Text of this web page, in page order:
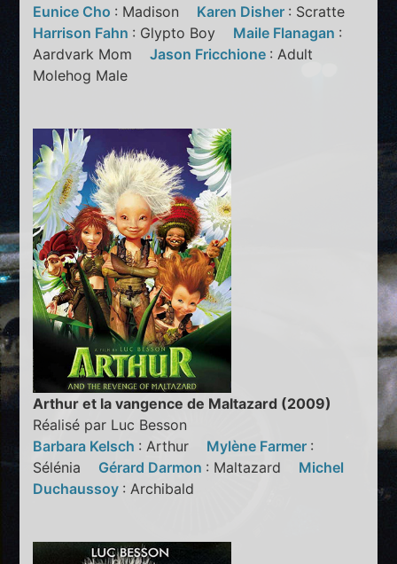
Eunice Cho : Madison Karen Disher : Scratte
Harrison Fahn : Glypto Boy Maile Flanagan :
Aardvark MomJason Fricchione : Adult
Molehog Male
Arthur et la vangence de Maltazard (2009)
Réalisé par Luc Besson
Barbara Kelsch : Arthur Mylène Farmer :
Sélénia Gérard Darmon : Maltazard Michel
Duchaussoy : Archibald